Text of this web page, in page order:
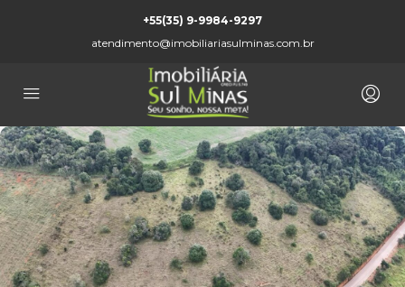
+55(35) 9-9984-9297
atendimento@imobiliariasulminas.com.br